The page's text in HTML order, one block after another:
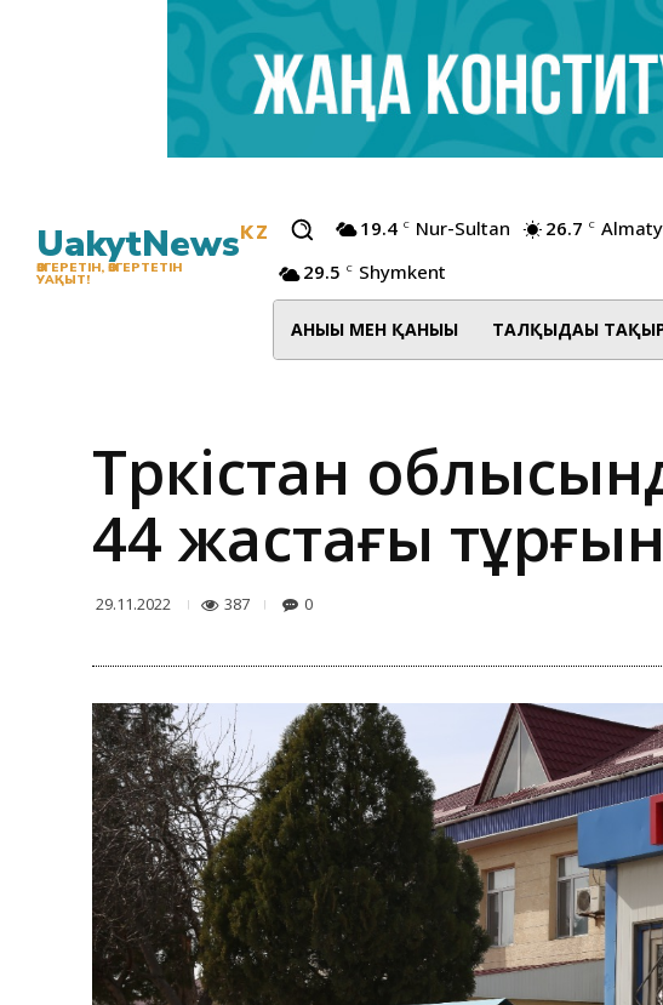
UakytNewsKZ
ӨЗГЕРЕТІН, ӨЗГЕРТЕТІН
УАҚЫТ!
19.4 C Nur-Sultan 26.7 C Almaty
29.5 C Shymkent
АНЫҒЫ МЕН ҚАНЫҒЫ ТАЛҚЫДАҒЫ
Түркістан
44 жастағы
29.11.2022 387 0